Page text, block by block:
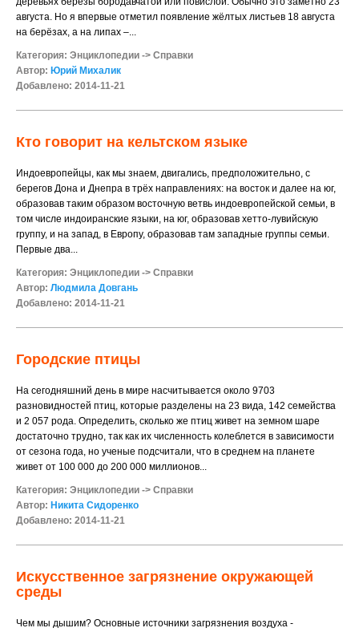
августа. Но я впервые отметил появление жёлтых листьев 18 августа
на берёзах, а на липах –...
Категория: Энциклопедии -> Справки
Автор: Юрий Михалик
Добавлено: 2014-11-21
Кто говорит на кельтском языке
Индоевропейцы, как мы знаем, двигались, предположительно, с
берегов Дона и Днепра в трёх направлениях: на восток и далее на юг,
образовав таким образом восточную ветвь индоевропейской семьи, в
том числе индоиранские языки, на юг, образовав хетто-лувийскую
группу, и на запад, в Европу, образовав там западные группы семьи.
Первые два...
Категория: Энциклопедии -> Справки
Автор: Людмила Довгань
Добавлено: 2014-11-21
Городские птицы
На сегодняшний день в мире насчитывается около 9703
разновидностей птиц, которые разделены на 23 вида, 142 семейства
и 2 057 рода. Определить, сколько же птиц живет на земном шаре
достаточно трудно, так как их численность колеблется в зависимости
от сезона года, но ученые подсчитали, что в среднем на планете
живет от 100 000 до 200 000 миллионов...
Категория: Энциклопедии -> Справки
Автор: Никита Сидоренко
Добавлено: 2014-11-21
Искусственное загрязнение окружающей
среды
Чем мы дышим? Основные источники загрязнения воздуха -